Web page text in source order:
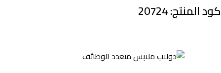
كود المنتج: 20724